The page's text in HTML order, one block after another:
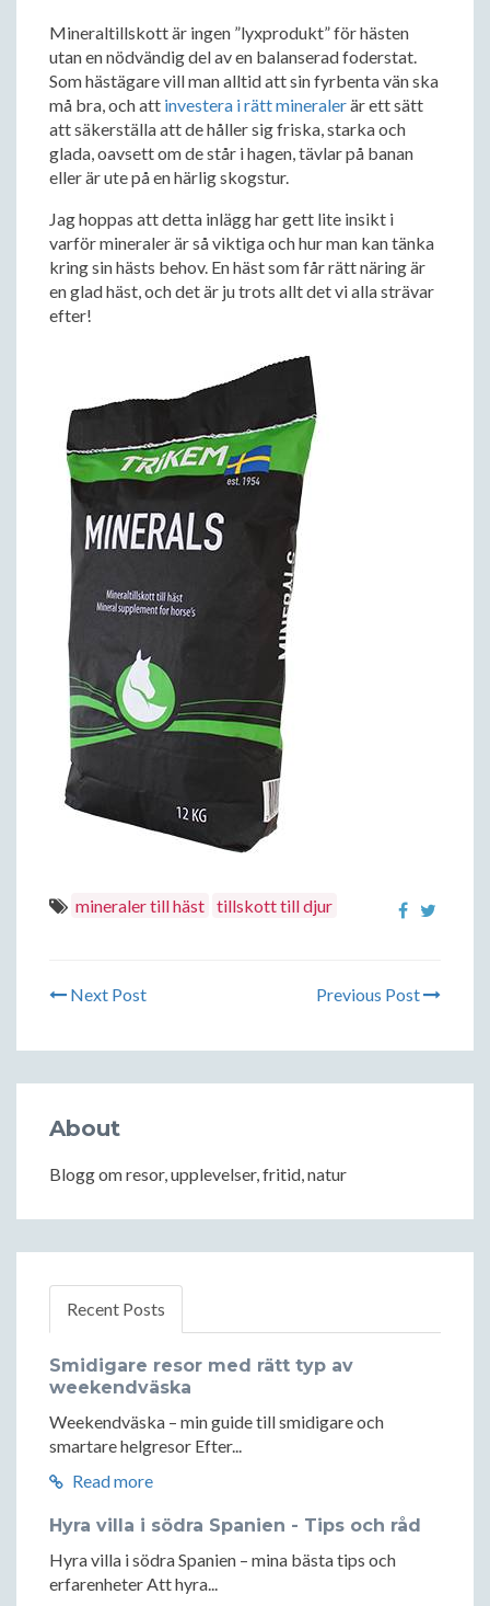
Mineraltillskott är ingen ”lyxprodukt” för hästen
utan en nödvändig del av en balanserad foderstat.
Som hästägare vill man alltid att sin fyrbenta vän ska
må bra, och att investera i rätt mineralerär ett sätt
att säkerställa att de håller sig friska, starka och
glada, oavsett om de står i hagen, tävlar på banan
eller är ute på en härlig skogstur.
Jag hoppas att detta inlägg har gett lite insikt i
varför mineraler är så viktiga och hur man kan tänka
kring sin hästs behov. En häst som får rätt näring är
en glad häst, och det är ju trots allt det vi alla strävar
efter!
mineraler till häst tillskott till djur
Next Post Previous Post
About
Blogg om resor, upplevelser, fritid, natur
Recent Posts
Smidigare resor med rätt typ av
weekendväska
Weekendväska – min guide till smidigare och
smartare helgresor Efter...
Read more
Hyra villa i södra Spanien - Tips och råd
Hyra villa i södra Spanien – mina bästa tips och
erfarenheter Att hyra...